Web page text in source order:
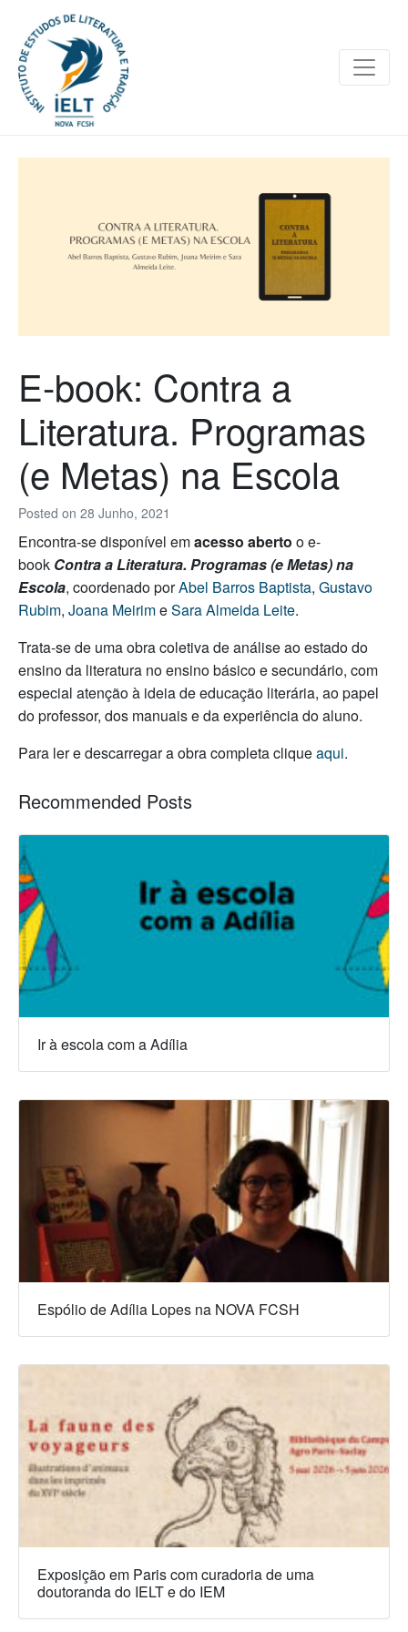
Posted on 28 Junho, 2021
E-book: Contra a
Literatura. Programas
(e Metas) na Escola
Encontra-se disponível emacesso aberto o e-
book Contra a Literatura. Programas (e Metas) na
Escola, coordenado porAbel Barros Baptista, Gustavo
Rubim, Joana MeirimeSara Almeida Leite.
Trata-se de uma obra coletiva de análise ao estado do
ensino da literatura no ensino básico e secundário, com
especial atenção à ideia de educação literária, ao papel
do professor, dos manuais e da experiência do aluno.
Para ler e descarregar a obra completa cliqueaqui.
Recommended Posts
Ir à escola com a Adília
Espólio de Adília Lopes na NOVA FCSH
Exposição em Paris com curadoria de uma
doutoranda do IELT e do IEM